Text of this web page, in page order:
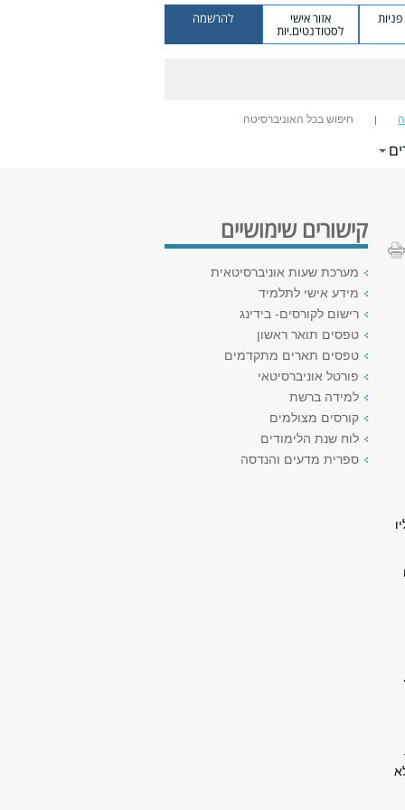
אזור אישי
לסטודנטים.יות
להרשמה
חיפוש בכל האוניברסיטה
קישורים שימושיים
מערכת שעות אוניברסיטאית
מידע אישי לתלמיד
רישום לקורסים- בידינג
טפסים תואר ראשון
טפסים תארים מתקדמים
פורטל אוניברסיטאי
למידה ברשת
קורסים מצולמים
לוח שנת הלימודים
ספרית מדעים והנדסה